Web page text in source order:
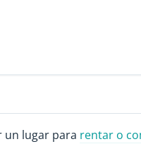
un lugar para rentar o